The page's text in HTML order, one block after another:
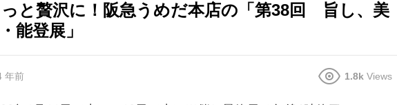
と贅沢に！阪急うめだ本店の「第38回 旨し、美
能登展」
年前 1.8k Views